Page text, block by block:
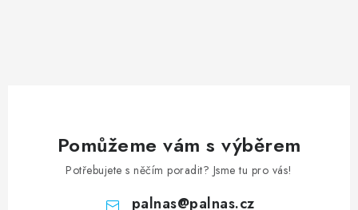
Pomůžeme vám s výběrem
Potřebujete s něčím poradit? Jsme tu pro vás!
palnas@palnas.cz